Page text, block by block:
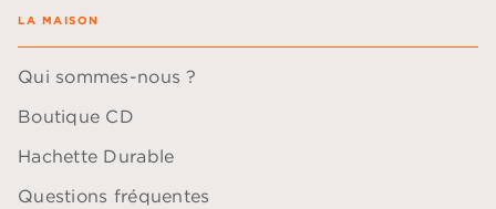
LA MAISON
Qui sommes-nous ?
Boutique CD
Hachette Durable
Questions fréquentes